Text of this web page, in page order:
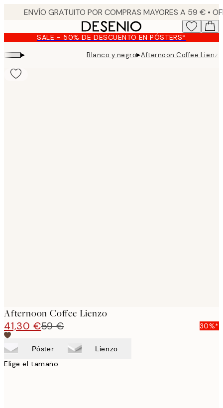
content.SALE - 50% DE DESCUENTO EN PÓSTERS*
▸ Blanco y negro▸Afternoon Coffee Lienzo
Afternoon Coffee Lienzo
41,30 €59 € 30%*
Póster Lienzo
Elige el tamaño